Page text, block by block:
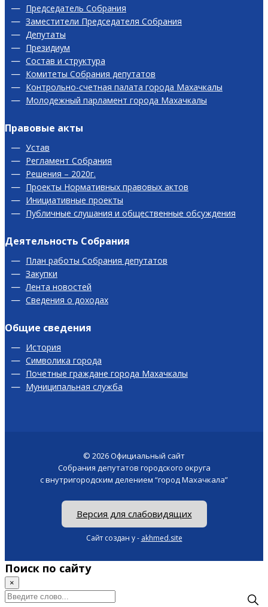
Председатель Собрания
Заместители Председателя Собрания
Депутаты
Президиум
Состав и структура
Комитеты Собрания депутатов
Контрольно-счетная палата города Махачкалы
Молодежный парламент города Махачкалы
Правовые акты
Устав
Регламент Собрания
Решения – 2020г.
Проекты Нормативных правовых актов
Инициативные проекты
Публичные слушания и общественные обсуждения
Деятельность Собрания
План работы Собрания депутатов
Закупки
Лента новостей
Сведения о доходах
Общие сведения
История
Символика города
Почетные граждане города Махачкалы
Муниципальная служба
© 2026Официальный сайт
Собрания депутатов городского округа
с внутригородским делением “город Махачкала”
Версия для слабовидящих
Сайт создан у - akhmed.site
Поиск по сайту
×